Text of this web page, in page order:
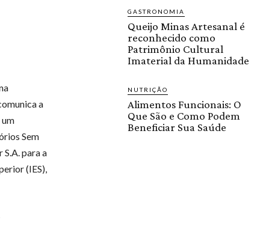
a
um
Sem
para a
(IES),
GASTRONOMIA
Queijo Minas Artesanal é
reconhecido como
Patrimônio Cultural
Imaterial da Humanidade
NUTRIÇÃO
Alimentos Funcionais: O
Que São e Como Podem
Beneficiar Sua Saúde